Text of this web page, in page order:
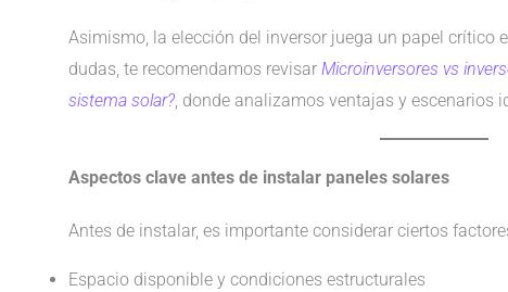
Asimismo, la elección del inversor juega un papel crítico
dudas, te recomendamos revisar Microinversores vs
sistema solar?, donde analizamos ventajas y escenarios
Aspectos clave antes de instalar paneles solares
Antes de instalar, es importante considerar ciertos
Espacio disponible y condiciones estructurales